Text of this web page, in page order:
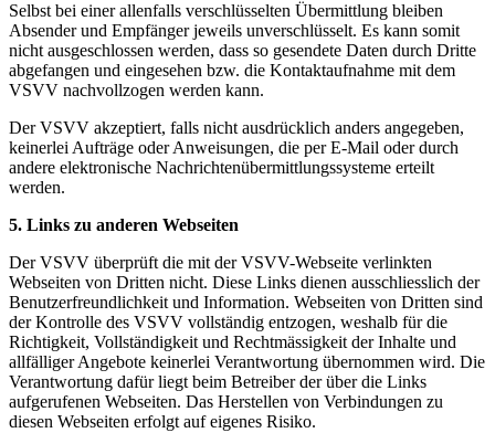
Selbst bei einer allenfalls verschlüsselten Übermittlung bleiben
Absender und Empfänger jeweils unverschlüsselt. Es kann somit
nicht ausgeschlossen werden, dass so gesendete Daten durch Dritte
abgefangen und eingesehen bzw. die Kontaktaufnahme mit dem
VSVV nachvollzogen werden kann.
Der VSVV akzeptiert, falls nicht ausdrücklich anders angegeben,
keinerlei Aufträge oder Anweisungen, die per E-Mail oder durch
andere elektronische Nachrichtenübermittlungssysteme erteilt
werden.
5. Links zu anderen Webseiten
Der VSVV überprüft die mit der VSVV-Webseite verlinkten
Webseiten von Dritten nicht. Diese Links dienen ausschliesslich der
Benutzerfreundlichkeit und Information. Webseiten von Dritten sind
der Kontrolle des VSVV vollständig entzogen, weshalb für die
Richtigkeit, Vollständigkeit und Rechtmässigkeit der Inhalte und
allfälliger Angebote keinerlei Verantwortung übernommen wird. Die
Verantwortung dafür liegt beim Betreiber der über die Links
aufgerufenen Webseiten. Das Herstellen von Verbindungen zu
diesen Webseiten erfolgt auf eigenes Risiko.